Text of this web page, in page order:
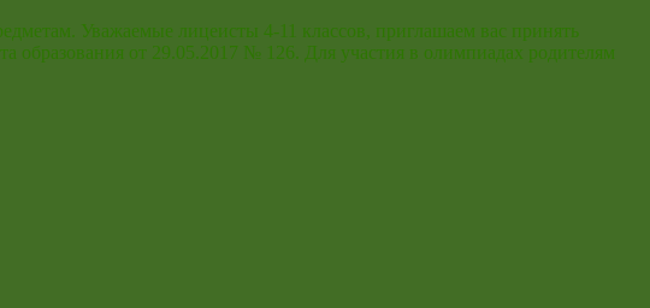
Уважаемые лицеисты 4-11 классов, приглашаем вас принять
образования от 29.05.2017 № 126. Для участия в олимпиадах родителям